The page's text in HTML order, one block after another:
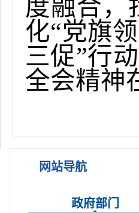
度融合，
化“党旗
三促”行
全会精神
网站导航
政府部门